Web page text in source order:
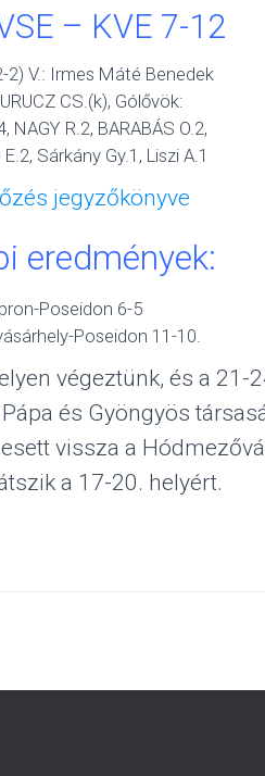
– KVE 7-12
2) V.: Irmes Máté Benedek
CS.(k), Gólővök:
NAGY R.2, BARABÁS O.2,
Sárkány Gy.1, Liszi A.1
jegyzőkönyve
eredmények:
Poseidon 6-5
Poseidon 11-10.
végeztünk, és a 21-
és Gyöngyös
vissza a
a 17-20. helyért.